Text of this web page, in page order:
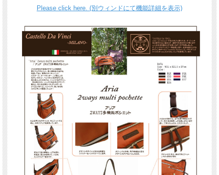
Please click here. (別ウィンドにて機能詳細を表示)